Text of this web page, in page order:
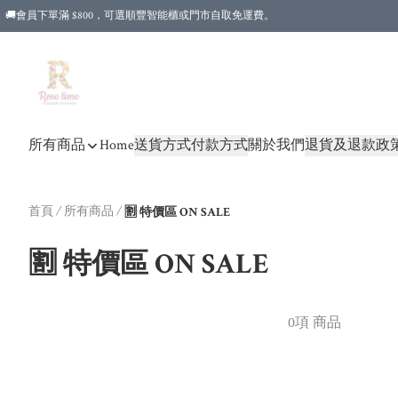
🚚會員下單滿 $800，可選順豐智能櫃或門市自取免運費。
所有商品 Home送貨方式付款方式關於我們退貨及退款政
首頁/ 所有商品 / 🈹 特價區 ON SALE
🈹 特價區 ON SALE
0項 商品